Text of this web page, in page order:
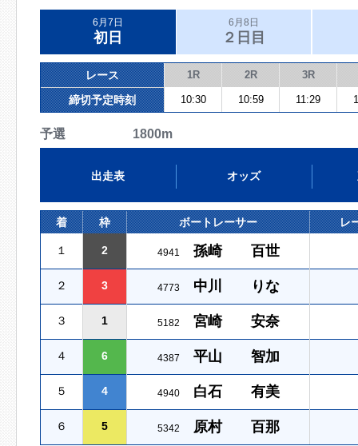
6月7日
初日
6月8日
２日目
レース 1R 2R 3R
締切予定時刻 10:30 10:59 11:29
予選 1800m
出走表 オッズ
着 枠 ボートレーサー レ
１ 2 4941 孫崎 百世
２ 3 4773 中川 りな
３ 1 5182 宮崎 安奈
４ 6 4387 平山 智加
５ 4 4940 白石 有美
６ 5 5342 原村 百那